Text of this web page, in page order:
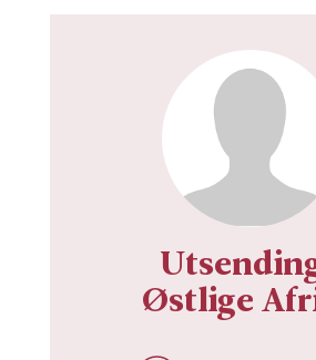
Østlige